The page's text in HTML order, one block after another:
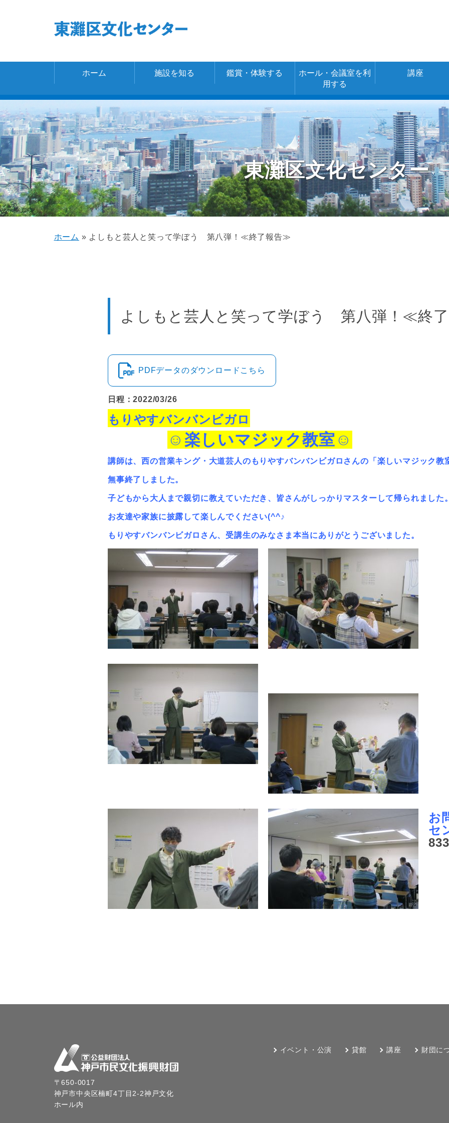
ホーム 施設を知る
施設の詳細
鑑賞・体験する
ホール・会議室を利
用する
空き室情報・ご
予約
（あじさいネッ
ト）
施設の詳細
施設の使用料金
講座
東灘区文化センター
ホーム » よしもと芸人と笑って学ぼう 第八弾！≪終了報告≫
よしもと芸人と笑って学ぼう 第八弾！≪終
PDFデータのダウンロードこちら
日程：2022/03/26
もりやすバンバンビガロ
☺楽しいマジック教室☺
講師は、西の営業キング・大道芸人のもりやすバンバンビガロさんの「楽しいマジック教
無事終了しました。
子どもから大人まで親切に教えていただき、皆さんがしっかりマスターして帰られました
お友達や家族に披露して楽しんでください(^^♪
もりやすバンバンビガロさん、受講生のみなさま本当にありがとうございました。
お
セ
〒650-0017
神戸市中央区楠町4丁目2-2神戸文化
ホール内
イベント・公演 貸館 講座 財団に